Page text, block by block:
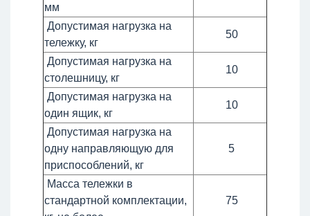
мм
Допустимая нагрузка на
тележку, кг
50
Допустимая нагрузка на
столешницу, кг
10
Допустимая нагрузка на
один ящик, кг
10
Допустимая нагрузка на
одну направляющую для
приспособлений, кг
5
Масса тележки в
стандартной комплектации,
75